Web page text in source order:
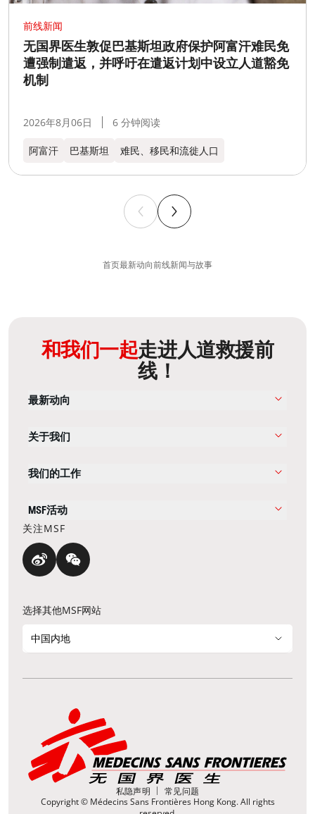
前线新闻
无国界医生敦促巴基斯坦政府保护阿富汗难民免
遭强制遣返，并呼吁在遣返计划中设立人道豁免
机制
2026年8月06日 6 分钟阅读
阿富汗 巴基斯坦 难民、移民和流徙人口
首页最新动向前线新闻与故事
和我们一起走进人道救援前
线！
最新动向
关于我们
我们的工作
MSF活动
关注MSF
选择其他MSF网站
中国内地
私隐声明
常见问题
Copyright © Médecins Sans Frontières Hong Kong. All rights